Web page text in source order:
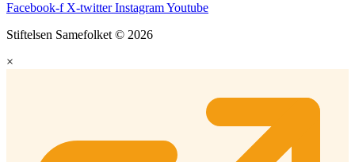
Facebook-f X-twitter InstagramYoutube
Stiftelsen Samefolket © 2026
×